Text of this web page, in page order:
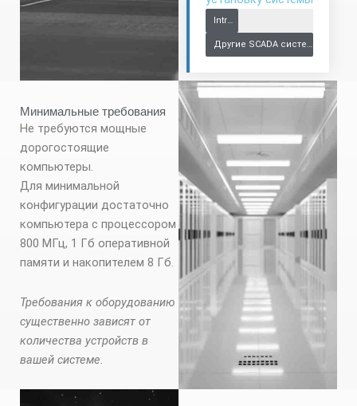
IntraSCADA (минуты)
Другие SCADA системы (часы)
Минимальные требования​
Не требуются мощные
дорогостоящие
компьютеры.
Для минимальной
конфигурации достаточно
компьютера с процессором
800 МГц, 1 Гб оперативной
памяти и накопителем 8 Гб.
Требования к оборудованию
существенно зависят от
количества устройств в
вашей системе.